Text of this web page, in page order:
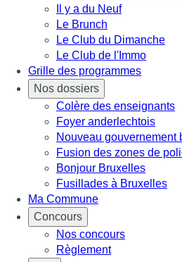
Il y a du Neuf
Le Brunch
Le Club du Dimanche
Le Club de l'Immo
Grille des programmes
Nos dossiers
Colère des enseignants
Foyer anderlechtois
Nouveau gouvernement
Fusion des zones de
Bonjour Bruxelles
Fusillades à Bruxelles
Ma Commune
Concours
Nos concours
Règlement